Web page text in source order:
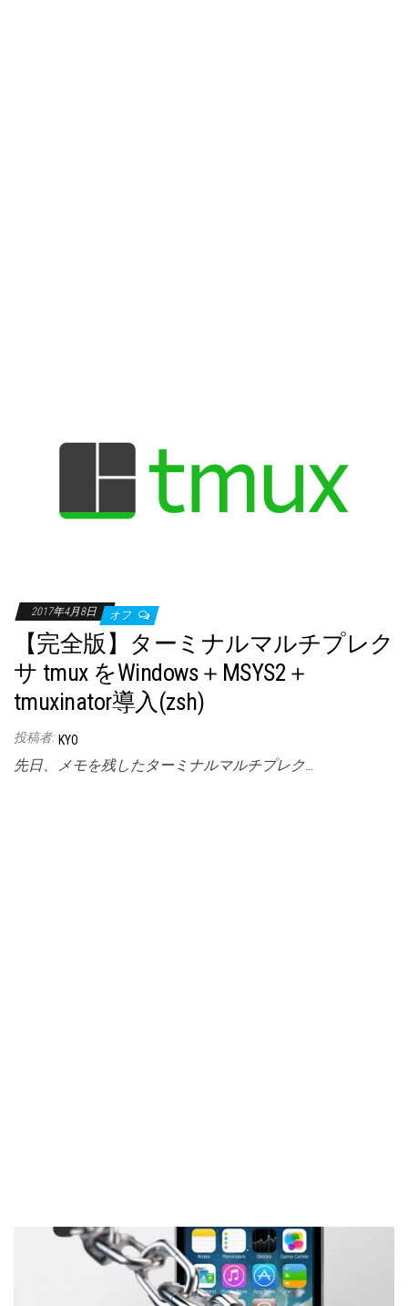
2017年4月8日 オフ
【完全版】ターミナルマルチプレク
サ tmux をWindows＋MSYS2＋
tmuxinator導入(zsh)
投稿者: KYO
先日、メモを残したターミナルマルチプレク…